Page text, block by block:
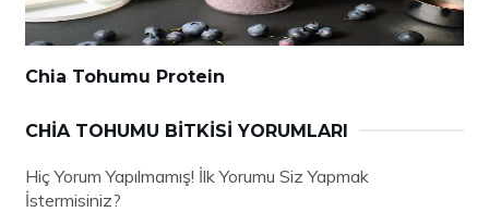
Chia Tohumu Protein
CHIA TOHUMU BITKISI YORUMLARI
Hiç Yorum Yapılmamış! İlk Yorumu Siz Yapmak
İstermisiniz?